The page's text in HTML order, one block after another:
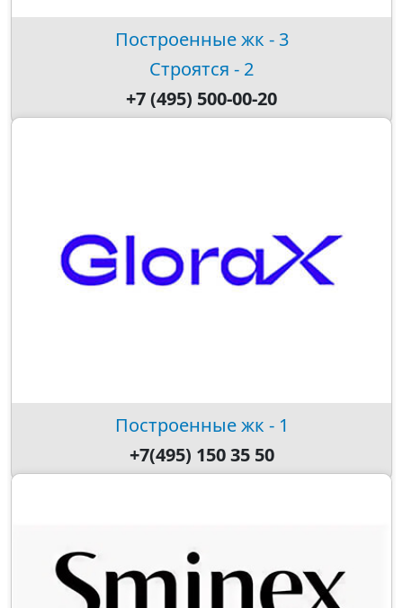
Построенные жк - 3
Строятся - 2
+7 (495) 500-00-20
Построенные жк - 1
+7(495) 150 35 50